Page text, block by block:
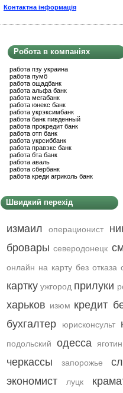
Контактна інформація
Робота в компаніях
работа пзу украина
работа пумб
работа ощадбанк
работа альфа банк
работа мегабанк
работа юнекс банк
работа укрэксимбанк
работа банк пивденный
работа прокредит банк
работа отп банк
работа укрсиббанк
работа правэкс банк
работа бта банк
работа аваль
работа сбербанк
работа креди агриколь банк
Швидкий перехід
измаил операционист
бровары северодонецк
онлайн на карту без отказа
картку ужгород прилуки
харьков изюм кредит
бухгалтер
юрисконсульт
подольский одесса яготин
черкассы запорожье
экономист
луцк